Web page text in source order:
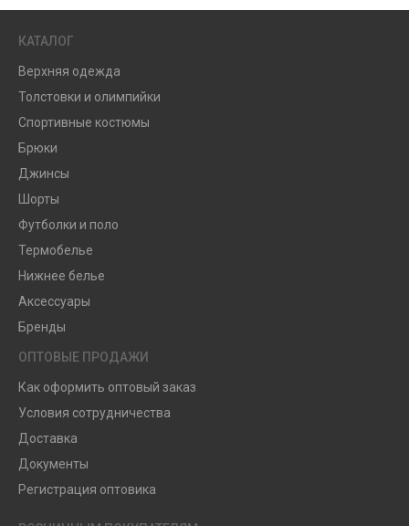
КАТАЛОГ
Верхняя одежда
Толстовки и олимпийки
Спортивные костюмы
Брюки
Джинсы
Шорты
Футболки и поло
Термобелье
Нижнее белье
Аксессуары
Бренды
ОПТОВЫЕ ПРОДАЖИ
Как оформить оптовый заказ
Условия сотрудничества
Доставка
Документы
Регистрация оптовика